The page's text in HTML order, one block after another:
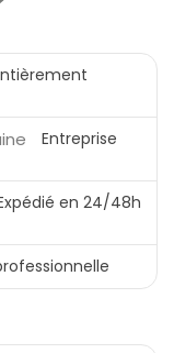
Entreprise
en 24/48h